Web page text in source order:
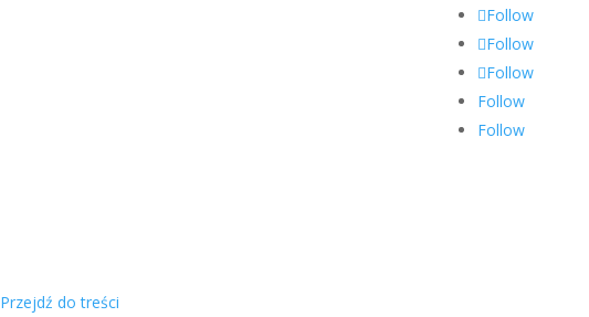
Follow
Follow
Follow
Follow
Follow
Przejdź do treści